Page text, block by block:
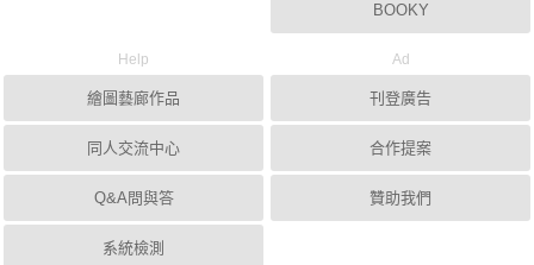
BOOKY
Help
繪圖藝廊作品
同人交流中心
Q&A問與答
系統檢測
Ad
刊登廣告
合作提案
贊助我們